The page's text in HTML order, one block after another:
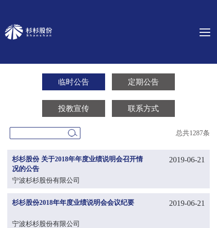
临时公告 定期公告
投教宣传 联系方式
总共1287条
杉杉股份 关于2018年年度业绩说明会召开情
况的公告
2019-06-21
宁波杉杉股份有限公司
杉杉股份2018年年度业绩说明会会议纪要 2019-06-21
宁波杉杉股份有限公司